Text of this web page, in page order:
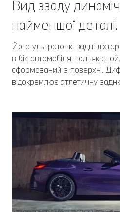
Вид ззаду
найменшої деталі.
Його ультратонкі задні
в бік автомобіля, тоді як
сформований з поверхні.
відокремлює атлетичну